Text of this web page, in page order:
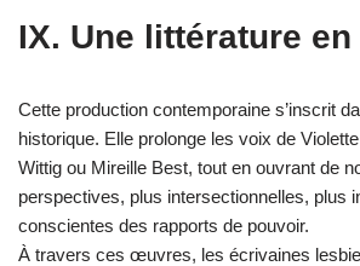
IX. Une littérature
Cette production contemporaine s’inscrit
historique. Elle prolonge les voix de
Wittig ou Mireille Best, tout en ouvrant de
perspectives, plus intersectionnelles, plus
conscientes des rapports de pouvoir.
À travers ces œuvres, les écrivaines